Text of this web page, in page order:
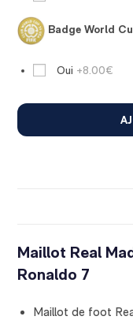
Badge World
Oui +8.00€
Maillot Real
Ronaldo 7
Maillot de foot